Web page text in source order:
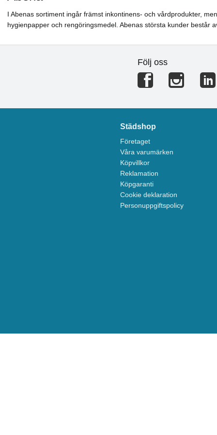
I Abenas sortiment ingår främst inkontinens- och vårdprodukter,
hygienpapper och rengöringsmedel. Abenas största kunder består
Följ oss
Städshop
Företaget
Våra varumärken
Köpvillkor
Reklamation
Köpgaranti
Cookie deklaration
Personuppgiftspolicy